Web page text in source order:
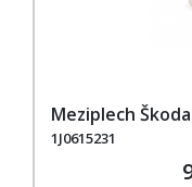
Meziplech
1J0615231